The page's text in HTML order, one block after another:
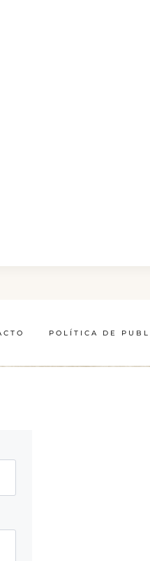
POLÍTICA DE